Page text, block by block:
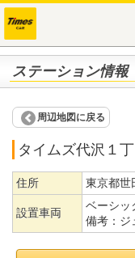
ステーション情報
周辺地図に戻る
タイムズ代沢１
住所 東京都世
設置車両
ベーシッ
備考： ジ